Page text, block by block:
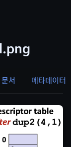
서 메타데이터